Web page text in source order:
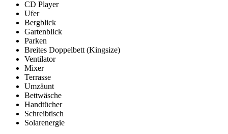
CD Player
Ufer
Bergblick
Gartenblick
Parken
Breites Doppelbett (Kingsize)
Ventilator
Mixer
Terrasse
Umzäunt
Bettwäsche
Handtücher
Schreibtisch
Solarenergie